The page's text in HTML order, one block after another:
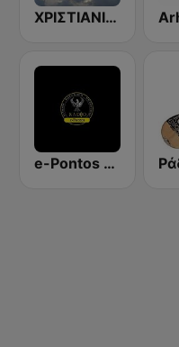
ΧΡΙΣΤΙΑΝΙΣΜΟΣ 90 FM
e-Pontos Radio